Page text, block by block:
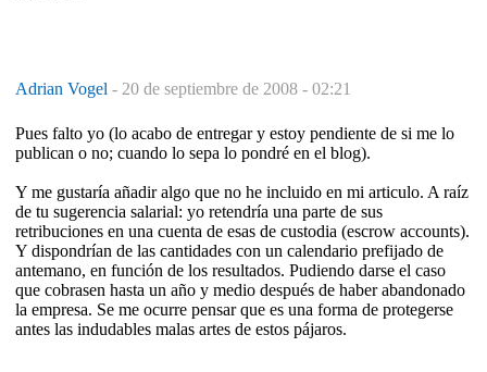
Adrian Vogel - 20 de septiembre de 2008 - 02:21
Pues falto yo (lo acabo de entregar y estoy pendiente de si me lo
publican o no; cuando lo sepa lo pondré en el blog).
Y me gustaría añadir algo que no he incluido en mi articulo. A raíz
de tu sugerencia salarial: yo retendría una parte de sus
retribuciones en una cuenta de esas de custodia (escrow accounts).
Y dispondrían de las cantidades con un calendario prefijado de
antemano, en función de los resultados. Pudiendo darse el caso
que cobrasen hasta un año y medio después de haber abandonado
la empresa. Se me ocurre pensar que es una forma de protegerse
antes las indudables malas artes de estos pájaros.